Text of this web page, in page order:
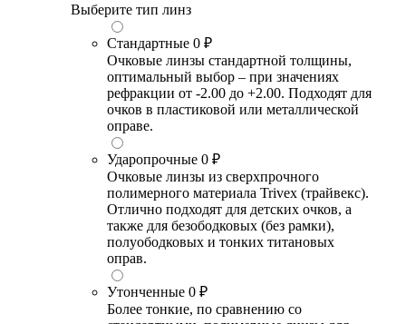
Выберите тип линз
Стандартные 0 ₽
Очковые линзы стандартной толщины,
оптимальный выбор – при значениях
рефракции от -2.00 до +2.00. Подходят для
очков в пластиковой или металлической
оправе.
Ударопрочные 0 ₽
Очковые линзы из сверхпрочного
полимерного материала Trivex (трайвекс).
Отлично подходят для детских очков, а
также для безободковых (без рамки),
полуободковых и тонких титановых
оправ.
Утонченные 0 ₽
Более тонкие, по сравнению со